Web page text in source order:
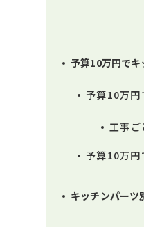
予算10万円で
予算10万円
工事
予算10万円
キッチンパーツ